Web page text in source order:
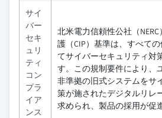
サイ
バー
セキ
ュリ
ティ
コン
プラ
イア
ンス
北米電力信頼性公社（
護（CIP）基準は、すべて
てサイバーセキュリティ対
す。この規制要件により、
非準拠の旧式システムをサ
策が施されたデジタルリレ
求められ、製品の採用が促